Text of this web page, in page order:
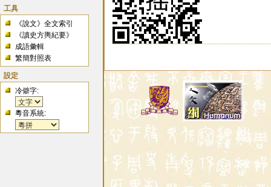
工具
《說文》全文索引
《讀史方輿紀要》
成語彙輯
繁簡對照表
設定
冷僻字:
粵音系統: